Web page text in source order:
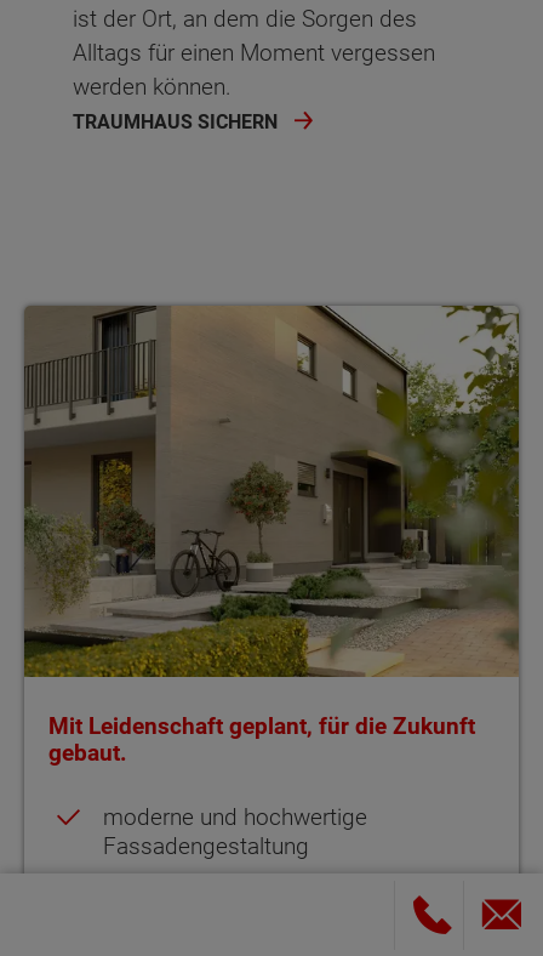
ist der Ort, an dem die Sorgen des
Alltags für einen Moment vergessen
werden können.
TRAUMHAUS SICHERN
Mit Leidenschaft geplant, für die Zukunft
gebaut.
moderne und hochwertige
Fassadengestaltung
Photovoltaikanlage als Indachmontage
Lichtdurchflutete Zimmer auf zwei